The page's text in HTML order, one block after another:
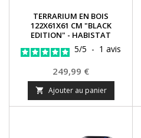
TERRARIUM EN BOIS
122X61X61 CM "BLACK
EDITION" - HABISTAT
5/5 - 1 avis
Prix
249,99 €
 Ajouter au panier